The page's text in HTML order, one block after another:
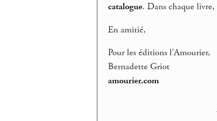
catalogue. Dans chaque
En amitié,
Pour les éditions l’Amourier,
Bernadette Griot
amourier.com